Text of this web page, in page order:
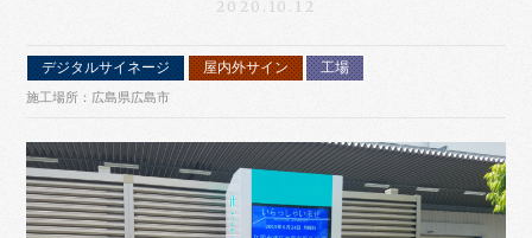
2020.10.12
デジタルサイネージ 屋内外サイン 工場
施工場所：広島県広島市